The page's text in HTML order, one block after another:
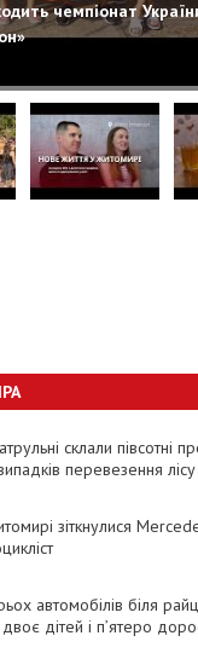
чемпіонат
склали півсотні
перевезення
зіткнулися
автомобілів біля
дітей і пʼятеро